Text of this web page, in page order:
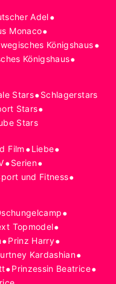
Adel•
Monaco•
Königshaus•
Königshaus•
Stars•Schlagerstars
Stars•
Stars
Film •Liebe•
•Serien•
und Fitness•
•
Topmodel•
•Prinz Harry•
Kardashian•
•Prinzessin Beatrice•